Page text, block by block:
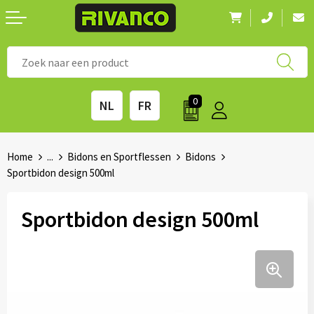
NL FR 0
Kantoorartikelen
Outdoor & vrije tijd
◼ Eco-producten
◼ Survival gear
◼ Beurzen
Home ... Bidons en Sportflessen
Bidons
Sportbidon design 500ml
Sportbidon design 500ml